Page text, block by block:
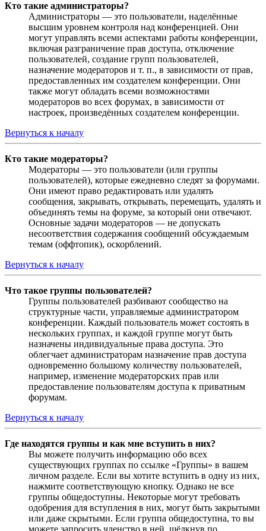
Кто такие администраторы?
Администраторы — это пользователи, наделённые
высшим уровнем контроля над конференцией. Они
могут управлять всеми аспектами работы конференции,
включая разграничение прав доступа, отключение
пользователей, создание групп пользователей,
назначение модераторов и т. п., в зависимости от прав,
предоставленных им создателем конференции. Они
также могут обладать всеми возможностями
модераторов во всех форумах, в зависимости от
настроек, произведённых создателем конференции.
Вернуться к началу
Кто такие модераторы?
Модераторы — это пользователи (или группы
пользователей), которые ежедневно следят за форумами.
Они имеют право редактировать или удалять
сообщения, закрывать, открывать, перемещать, удалять и
объединять темы на форуме, за который они отвечают.
Основные задачи модераторов — не допускать
несоответствия содержания сообщений обсуждаемым
темам (оффтопик), оскорблений.
Вернуться к началу
Что такое группы пользователей?
Группы пользователей разбивают сообщество на
структурные части, управляемые администратором
конференции. Каждый пользователь может состоять в
нескольких группах, и каждой группе могут быть
назначены индивидуальные права доступа. Это
облегчает администраторам назначение прав доступа
одновременно большому количеству пользователей,
например, изменение модераторских прав или
предоставление пользователям доступа к приватным
форумам.
Вернуться к началу
Где находятся группы и как мне вступить в них?
Вы можете получить информацию обо всех
существующих группах по ссылке «Группы» в вашем
личном разделе. Если вы хотите вступить в одну из них,
нажмите соответствующую кнопку. Однако не все
группы общедоступны. Некоторые могут требовать
одобрения для вступления в них, могут быть закрытыми
или даже скрытыми. Если группа общедоступна, то вы